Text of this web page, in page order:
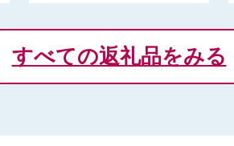
すべての返礼品をみる